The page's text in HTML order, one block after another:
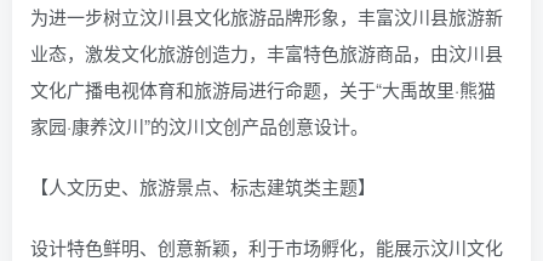
为进一步树立汶川县文化旅游品牌形象，丰富汶川县旅游新
业态，激发文化旅游创造力，丰富特色旅游商品，由汶川县
文化广播电视体育和旅游局进行命题，关于“大禹故里·熊猫
家园·康养汶川”的汶川文创产品创意设计。
【人文历史、旅游景点、标志建筑类主题】
设计特色鲜明、创意新颖，利于市场孵化，能展示汶川文化